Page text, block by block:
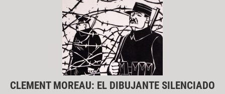
CLEMENT MOREAU: EL DIBUJANTE SILENCIADO